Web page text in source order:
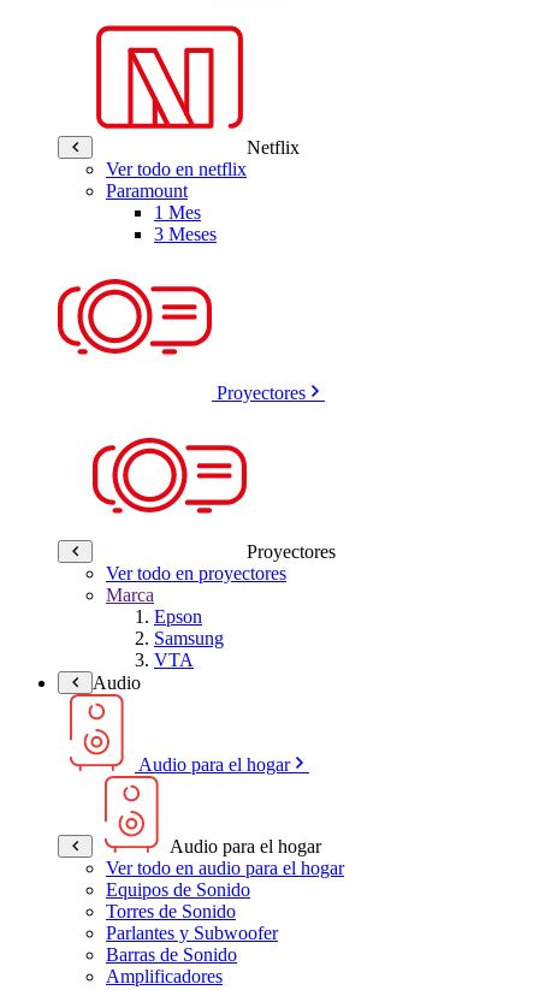
Netflix
Ver todo en netflix
Paramount
1 Mes
3 Meses
Proyectores
Proyectores
Ver todo en proyectores
Marca
Epson
Samsung
VTA
Audio
Audio para el hogar
Audio para el hogar
Ver todo en audio para el hogar
Equipos de Sonido
Torres de Sonido
Parlantes y Subwoofer
Barras de Sonido
Amplificadores